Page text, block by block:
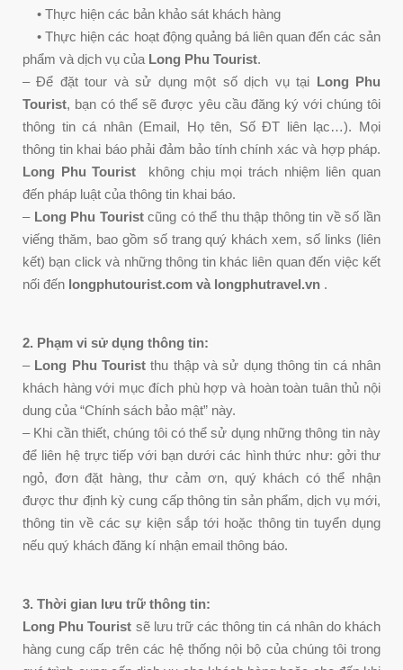
• Thực hiện các bản khảo sát khách hàng
• Thực hiện các hoạt động quảng bá liên quan đến các sản
phẩm và dịch vụ của Long Phu Tourist.
– Để đặt tour và sử dụng một số dịch vụ tại Long Phu
Tourist, bạn có thể sẽ được yêu cầu đăng ký với chúng tôi
thông tin cá nhân (Email, Họ tên, Số ĐT liên lạc…). Mọi
thông tin khai báo phải đảm bảo tính chính xác và hợp pháp.
Long Phu Tourist không chịu mọi trách nhiệm liên quan
đến pháp luật của thông tin khai báo.
– Long Phu Touristcũng có thể thu thập thông tin về số lần
viếng thăm, bao gồm số trang quý khách xem, số links (liên
kết) bạn click và những thông tin khác liên quan đến việc kết
nối đến longphutourist.com và longphutravel.vn .
2. Phạm vi sử dụng thông tin:
– Long Phu Tourist thu thập và sử dụng thông tin cá nhân
khách hàng với mục đích phù hợp và hoàn toàn tuân thủ nội
dung của “Chính sách bảo mật” này.
– Khi cần thiết, chúng tôi có thể sử dụng những thông tin này
để liên hệ trực tiếp với bạn dưới các hình thức như: gởi thư
ngỏ, đơn đặt hàng, thư cảm ơn, quý khách có thể nhận
được thư định kỳ cung cấp thông tin sản phẩm, dịch vụ mới,
thông tin về các sự kiện sắp tới hoặc thông tin tuyển dụng
nếu quý khách đăng kí nhận email thông báo.
3. Thời gian lưu trữ thông tin:
Long Phu Tourist sẽ lưu trữ các thông tin cá nhân do khách
hàng cung cấp trên các hệ thống nội bộ của chúng tôi trong